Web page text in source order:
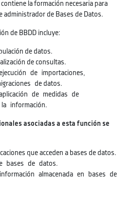
la formación necesaria para
administrador de Bases de Datos.
de BBDD incluye:
de datos.
de consultas.
de importaciones,
de datos.
de medidas de
información.
asociadas a esta función se
que acceden a bases de datos.
bases de datos.
almacenada en bases de